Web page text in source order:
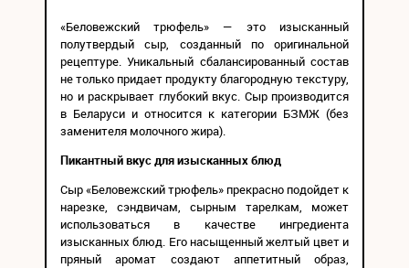
«Беловежский трюфель» — это изысканный
полутвердый сыр, созданный по оригинальной
рецептуре. Уникальный сбалансированный состав
не только придает продукту благородную текстуру,
но и раскрывает глубокий вкус. Сыр производится
в Беларуси и относится к категории БЗМЖ (без
заменителя молочного жира).
Пикантный вкус для изысканных блюд
Сыр «Беловежский трюфель» прекрасно подойдет к
нарезке, сэндвичам, сырным тарелкам, может
использоваться в качестве ингредиента
изысканных блюд. Его насыщенный желтый цвет и
пряный аромат создают аппетитный образ,